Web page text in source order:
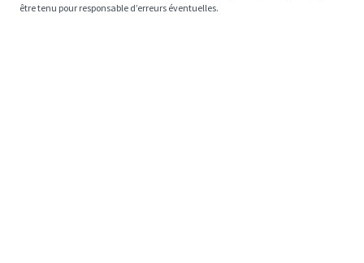
être tenu pour responsable d’erreurs éventuelles.